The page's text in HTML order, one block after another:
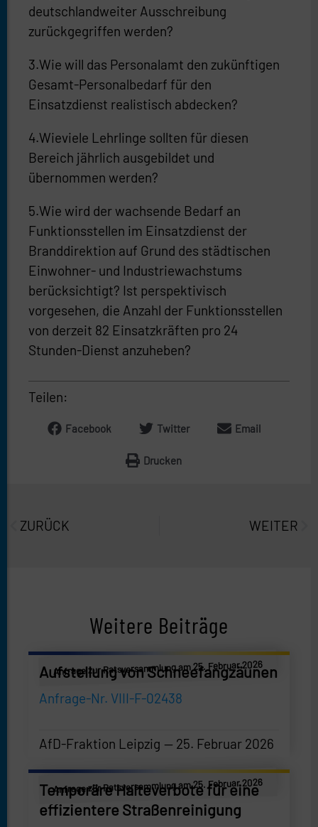
deutschlandweiter Ausschreibung
zurückgegriffen werden?
3.Wie will das Personalamt den zukünftigen
Gesamt-Personalbedarf für den
Einsatzdienst realistisch abdecken?
4.Wieviele Lehrlinge sollten für diesen
Bereich jährlich ausgebildet und
übernommen werden?
5.Wie wird der wachsende Bedarf an
Funktionsstellen im Einsatzdienst der
Branddirektion auf Grund des städtischen
Einwohner- und Industriewachstums
berücksichtigt? Ist perspektivisch
vorgesehen, die Anzahl der Funktionsstellen
von derzeit 82 Einsatzkräften pro 24
Stunden-Dienst anzuheben?
Teilen:
Facebook Twitter Email
Drucken
ZURÜCK WEITER
Weitere Beiträge
Anfrage zur Ratsversammlung am 25. Februar 2026
Aufstellung von Schneefangzäunen
Anfrage-Nr. VIII-F-02438
AfD-Fraktion Leipzig 25. Februar 2026
AfD-Fraktion Leipzig — 25. Februar 2026
Anfrage zur Ratsversammlung am 25. Februar 2026
Temporäre Halteverbote für eine
effizientere Straßenreinigung